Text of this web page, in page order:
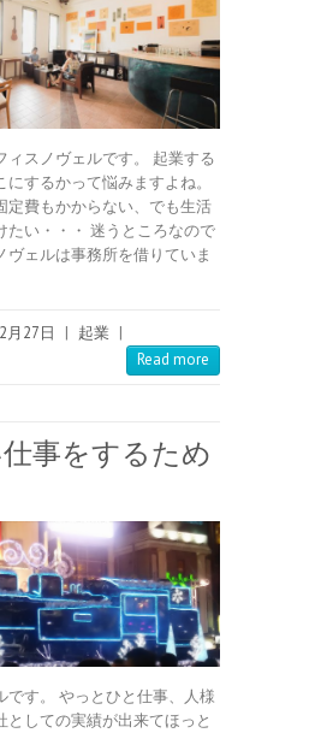
ィスノヴェルです。 起業する
にするかって悩みますよね。
定費もかからない、でも生活
たい・・・ 迷うところなので
ヴェルは事務所を借りていま
月27日 | 起業 |
Read more
事をするため
です。 やっとひと仕事、人様
としての実績が出来てほっと